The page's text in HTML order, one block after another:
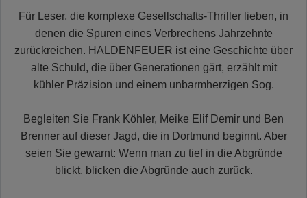
Für Leser, die komplexe Gesellschafts-Thriller lieben, in
denen die Spuren eines Verbrechens Jahrzehnte
zurückreichen. HALDENFEUER ist eine Geschichte über
alte Schuld, die über Generationen gärt, erzählt mit
kühler Präzision und einem unbarmherzigen Sog.
Begleiten Sie Frank Köhler, Meike Elif Demir und Ben
Brenner auf dieser Jagd, die in Dortmund beginnt. Aber
seien Sie gewarnt: Wenn man zu tief in die Abgründe
blickt, blicken die Abgründe auch zurück.